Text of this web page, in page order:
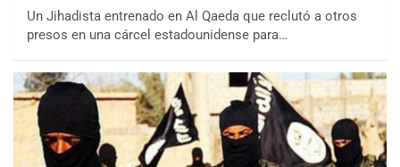
Un Jihadista entrenado en Al Qaeda que reclutó a otros
presos en una cárcel estadounidense para…